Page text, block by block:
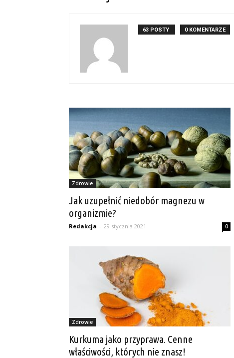
63 POSTY 0 KOMENTARZE
Zdrowie
Jak uzupełnić niedobór magnezu w
organizmie?
Redakcja - 29 stycznia 2021 0
Zdrowie
Kurkuma jako przyprawa. Cenne
właściwości, których nie znasz!